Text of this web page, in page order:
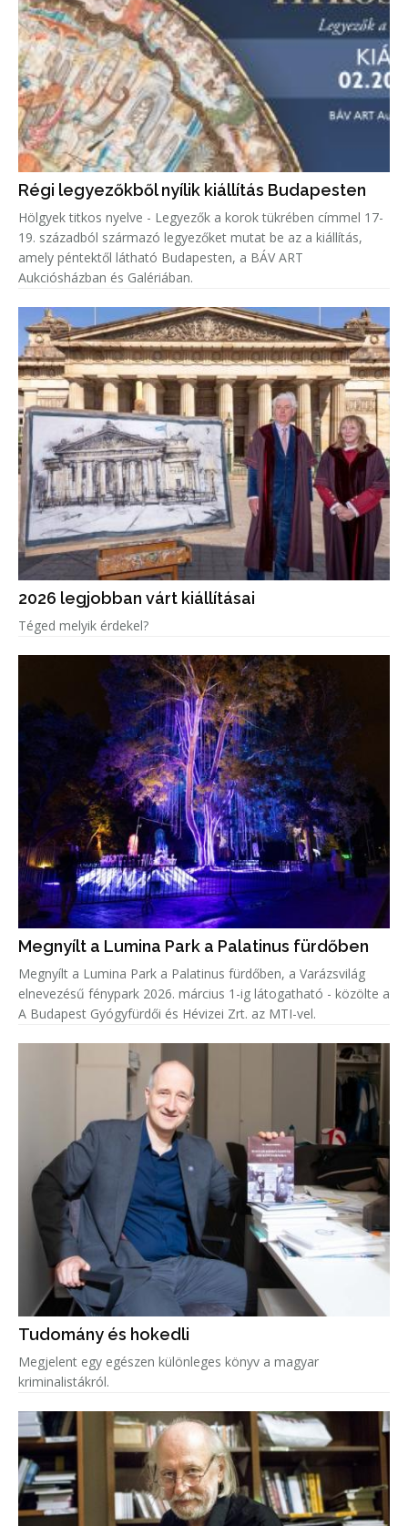
Régi legyezőkből nyílik kiállítás Budapesten
Hölgyek titkos nyelve - Legyezők a korok tükrében címmel 17-
19. századból származó legyezőket mutat be az a kiállítás,
amely péntektől látható Budapesten, a BÁV ART
Aukciósházban és Galériában.
2026 legjobban várt kiállításai
Téged melyik érdekel?
Megnyílt a Lumina Park a Palatinus fürdőben
Megnyílt a Lumina Park a Palatinus fürdőben, a Varázsvilág
elnevezésű fénypark 2026. március 1-ig látogatható - közölte a
A Budapest Gyógyfürdői és Hévizei Zrt. az MTI-vel.
Tudomány és hokedli
Megjelent egy egészen különleges könyv a magyar
kriminalistákról.